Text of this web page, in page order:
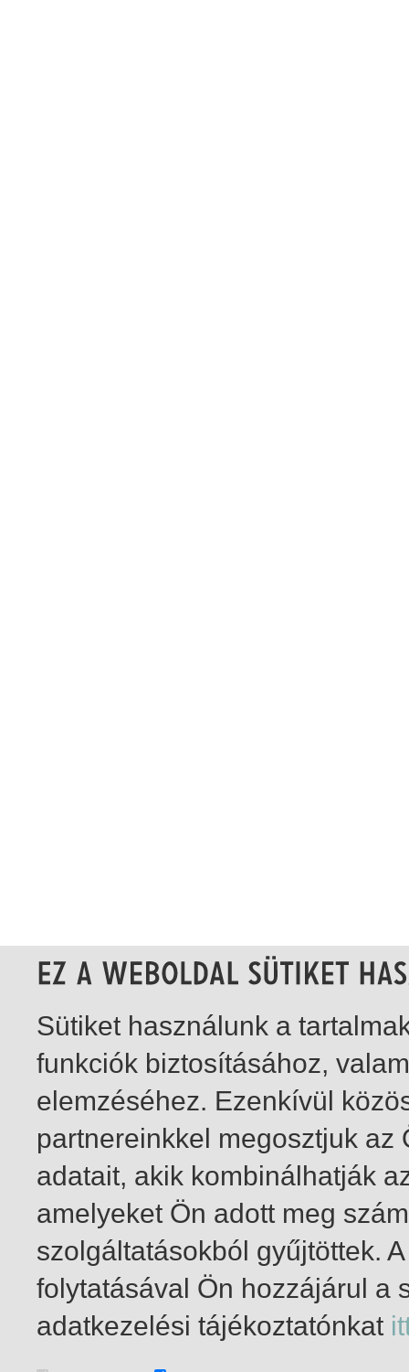
1-5 / insgesamt 5 Treffer
Sütiket használunk a
funkciók biztosításához,
elemzéséhez. Ezenkívül
partnereinkkel megosztjuk
adatait, akik kombinálhatják
amelyeket Ön adott meg
szolgáltatásokból gyűjtöttek.
folytatásával Ön hozzájárul a
adatkezelési tájékoztatónkat